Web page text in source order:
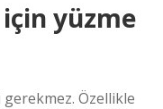
yüzme
Özellikle